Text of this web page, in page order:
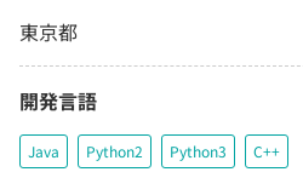
東京都
開発言語
Java Python2 Python3 C++